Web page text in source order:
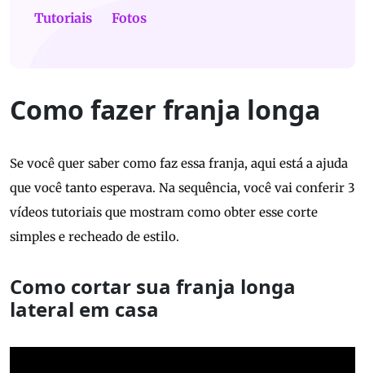
Tutoriais Fotos
Como fazer franja longa
Se você quer saber como faz essa franja, aqui está a ajuda
que você tanto esperava. Na sequência, você vai conferir 3
vídeos tutoriais que mostram como obter esse corte
simples e recheado de estilo.
Como cortar sua franja longa
lateral em casa